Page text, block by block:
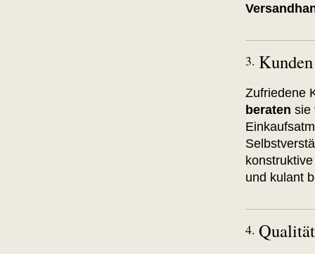
3. Kunden
Zufriedene
beraten sie
und kulant
4. Qualität